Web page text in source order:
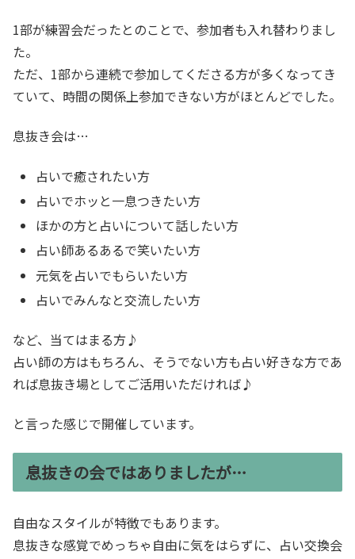
1部が練習会だったとのことで、参加者も入れ替わりまし
た。
ただ、1部から連続で参加してくださる方が多くなってき
ていて、時間の関係上参加できない方がほとんどでした。
息抜き会は…
占いで癒されたい方
占いでホッと一息つきたい方
ほかの方と占いについて話したい方
占い師あるあるで笑いたい方
元気を占いでもらいたい方
占いでみんなと交流したい方
など、当てはまる方♪
占い師の方はもちろん、そうでない方も占い好きな方であ
れば息抜き場としてご活用いただければ♪
と言った感じで開催しています。
息抜きの会ではありましたが…
自由なスタイルが特徴でもあります。
息抜きな感覚でめっちゃ自由に気をはらずに、占い交換会